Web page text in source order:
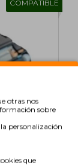
COMPATIBLE
otras nos
sobre
personalización
que